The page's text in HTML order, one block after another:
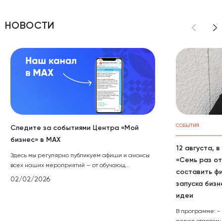
НОВОСТИ
Следите за событиями Центра «Мой
бизнес» в МАХ
Здесь мы регулярно публикуем афиши и анонсы
всех наших мероприятий — от обучающ...
02/02/2026
СОБЫТИЯ
12 августа,
«Семь раз
составить
запуска
идеи
В программе: -